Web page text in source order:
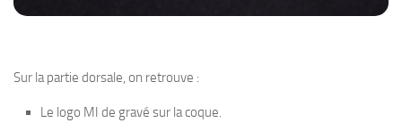
Sur la partie dorsale, on retrouve :
Le logo MI de gravé sur la coque.